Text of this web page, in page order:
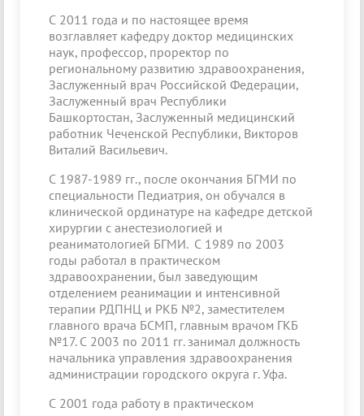
С 2011 года и по настоящее время
возглавляет кафедру доктор медицинских
наук, профессор, проректор по
региональному развитию здравоохранения,
Заслуженный врач Российской Федерации,
Заслуженный врач Республики
Башкортостан, Заслуженный медицинский
работник Чеченской Республики, Викторов
Виталий Васильевич.
С 1987-1989 гг., после окончания БГМИ по
специальности Педиатрия, он обучался в
клинической ординатуре на кафедре детской
хирургии с анестезиологией и
реаниматологией БГМИ. С 1989 по 2003
годы работал в практическом
здравоохранении, был заведующим
отделением реанимации и интенсивной
терапии РДПНЦ и РКБ №2, заместителем
главного врача БСМП, главным врачом ГКБ
№17. С 2003 по 2011 гг. занимал должность
начальника управления здравоохранения
администрации городского округа г. Уфа.
С 2001 года работу в практическом